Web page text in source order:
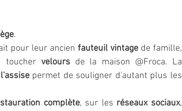
.
pour leur ancien fauteuil vintage de famille,
toucher velours de la maison @Froca. La
permet de souligner d'autant plus les
complète, sur les réseaux sociaux,